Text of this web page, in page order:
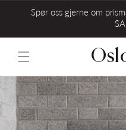
Spør oss gjerne om